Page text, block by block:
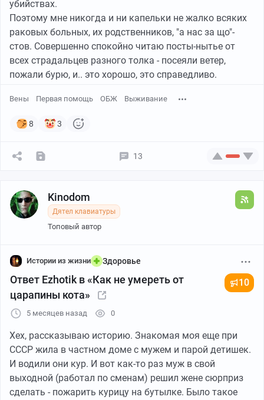
убийствах.
Поэтому мне никогда и ни капельки не жалко всяких
раковых больных, их родственников, "а нас за що"-
стов. Совершенно спокойно читаю посты-нытье от
всех страдальцев разного толка - посеяли ветер,
пожали бурю, и.. это хорошо, это справедливо.
Вены Первая помощь ОБЖ Выживание
8 3
13
Kinodom
Дятел клавиатуры
Топовый автор
Истории из жизни Здоровье
Ответ Ezhotik в «Как не умереть от
царапины кота»
10
5 месяцев назад 0
Хех, рассказываю историю. Знакомая моя еще при
СССР жила в частном доме с мужем и парой детишек.
И водили они кур. И вот как-то раз муж в свой
выходной (работал по сменам) решил жене сюрприз
сделать - пожарить курицу на бутылке. Было такое